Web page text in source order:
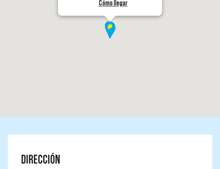
Cómo llegar
DIRECCIÓN